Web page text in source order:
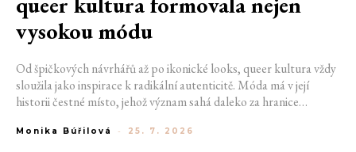
vysokou módu
Od špičkových návrhářů až po ikonické looks, queer kultura vždy
sloužila jako inspirace k radikální autenticitě. Móda má v její
historii čestné místo, jehož význam sahá daleko za hranice
postihům a nebezpečí, fungovalo právě oblečení jako tichý jazyk.
Monika Búřilová - 25. 7. 2026